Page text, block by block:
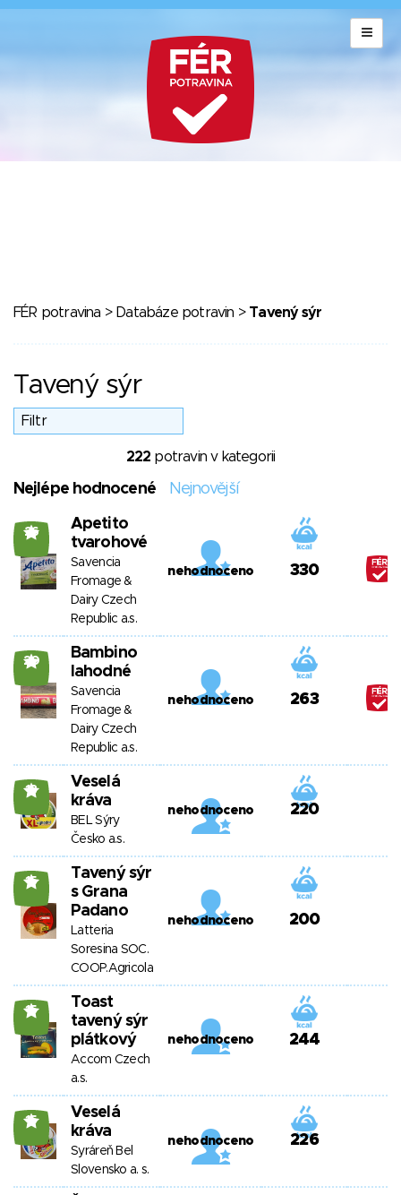
FÉR potravina > Databáze potravin > Tavený sýr
Tavený sýr
222 potravin v kategorii
Nejlépe hodnocené Nejnovější
26
Apetito
tvarohové
Savencia
Fromage &
Dairy Czech
Republic a.s.
nehodnoceno 330
20
Bambino
lahodné
Savencia
Fromage &
Dairy Czech
Republic a.s.
nehodnoceno 263
18
Veselá
kráva
BEL Sýry
Česko a.s.
nehodnoceno 220
15
Tavený sýr
s Grana
Padano
Latteria
Soresina SOC.
COOP.Agricola
nehodnoceno 200
15
Toast
tavený sýr
plátkový
Accom Czech
a.s.
nehodnoceno 244
15
Veselá
kráva
Syráreň Bel
Slovensko a. s.
nehodnoceno 226